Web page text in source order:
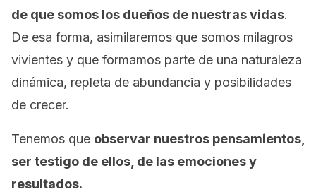
de que somos los dueños de nuestras vidas.
De esa forma, asimilaremos que somos milagros
vivientes y que formamos parte de una naturaleza
dinámica, repleta de abundancia y posibilidades
de crecer.
Tenemos que observar nuestros pensamientos,
ser testigo de ellos, de las emociones y
resultados.